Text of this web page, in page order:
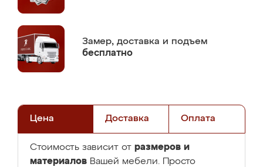
Замер, доставка и подъем
бесплатно
Цена Доставка Оплата
Стоимость зависит от размеров и
материалов Вашей мебели. Просто